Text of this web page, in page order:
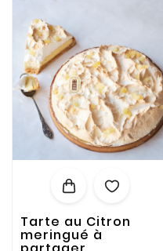
Tarte au Citron
meringué à